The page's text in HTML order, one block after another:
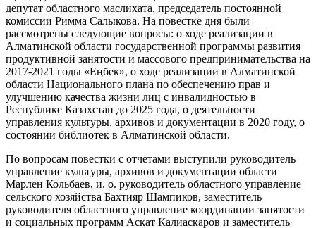
депутат областного маслихата, председатель постоянной
комиссии Римма Салыкова. На повестке дня были
рассмотрены следующие вопросы: о ходе реализации в
Алматинской области государственной программы развития
продуктивной занятости и массового предпринимательства на
2017-2021 годы «Еңбек», о ходе реализации в Алматинской
области Национального плана по обеспечению прав и
улучшению качества жизни лиц с инвалидностью в
Республике Казахстан до 2025 года, о деятельности
управления культуры, архивов и документации в 2020 году, о
состоянии библиотек в Алматинской области.
По вопросам повестки с отчетами выступили руководитель
управление культуры, архивов и документации области
Марлен Кольбаев, и. о. руководитель областного управление
сельского хозяйства Бахтияр Шампиков, заместитель
руководителя областного управление координации занятости
и социальных программ Аскат Калиаскаров и заместитель